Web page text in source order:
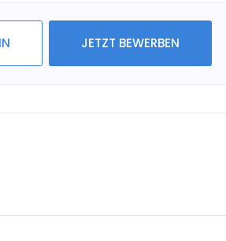
JETZT BEWERBEN